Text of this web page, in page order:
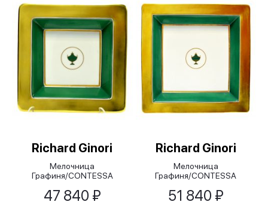
Richard Ginori
Мелочница
Графиня/CONTESSA
18х18 см
47 840 ₽
Richard Ginori
Мелочница
Графиня/CONTESSA
24х24 см
51 840 ₽